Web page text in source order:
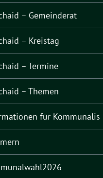
– Gemeinderat
– Kreistag
– Termine
– Themen
für Kommunalis